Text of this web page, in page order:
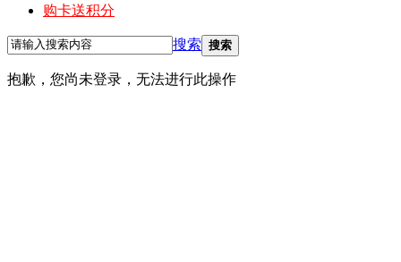
购卡送积分
搜索 搜索
抱歉，您尚未登录，无法进行此操作